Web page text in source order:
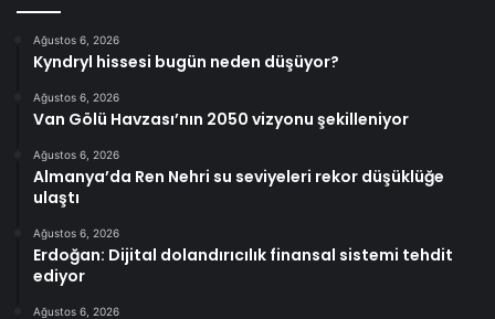
Ağustos 6, 2026
Kyndryl hissesi bugün neden düşüyor?
Ağustos 6, 2026
Van Gölü Havzası’nın 2050 vizyonu şekilleniyor
Ağustos 6, 2026
Almanya’da Ren Nehri su seviyeleri rekor düşüklüğe
ulaştı
Ağustos 6, 2026
Erdoğan: Dijital dolandırıcılık finansal sistemi tehdit
ediyor
Ağustos 6, 2026